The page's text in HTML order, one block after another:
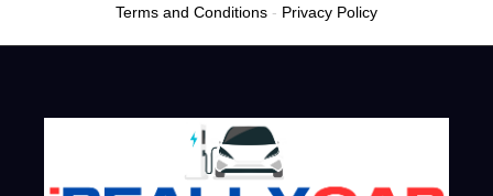
Terms and Conditions - Privacy Policy